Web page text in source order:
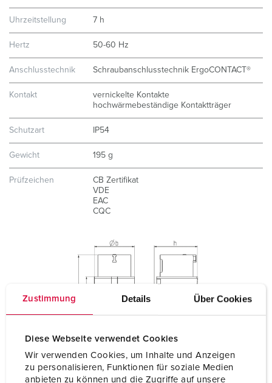
Zustimmung Details Über Cookies
Diese Webseite verwendet Cookies
Wir verwenden Cookies, um Inhalte und Anzeigen
zu personalisieren, Funktionen für soziale Medien
anbieten zu können und die Zugriffe auf unsere
Uhrzeitstellung 7 h
Hertz 50-60 Hz
Anschlusstechnik Schraubanschlusstechnik ErgoCONTACT®
Kontakt
vernickelte Kontakte
hochwärmebeständige Kontaktträger
Schutzart IP54
Gewicht 195 g
Prüfzeichen
CB Zertifikat
VDE
EAC
CQC